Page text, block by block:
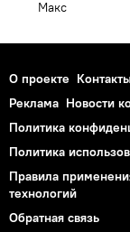
Макс
О проекте Контакты
Реклама Новости
Политика
Политика
Правила
технологий
Обратная связь